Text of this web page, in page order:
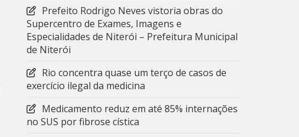
Prefeito Rodrigo Neves vistoria obras do
Supercentro de Exames, Imagens e
Especialidades de Niterói – Prefeitura Municipal
de Niterói
Rio concentra quase um terço de casos de
exercício ilegal da medicina
Medicamento reduz em até 85% internações
no SUS por fibrose cística